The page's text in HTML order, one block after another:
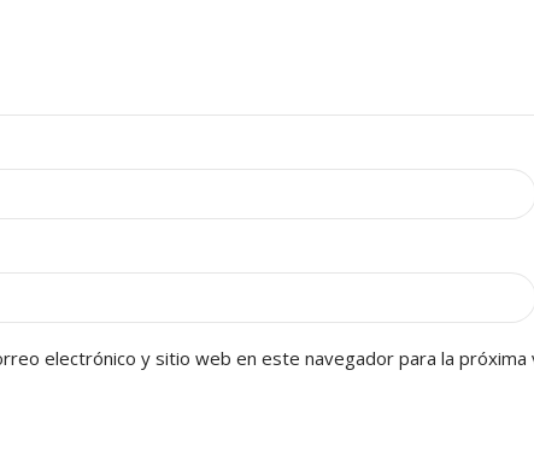
electrónico y sitio web en este navegador para la próxima